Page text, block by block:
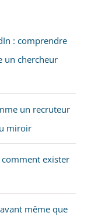
: comprendre
un chercheur
un recruteur
miroir
exister
même que